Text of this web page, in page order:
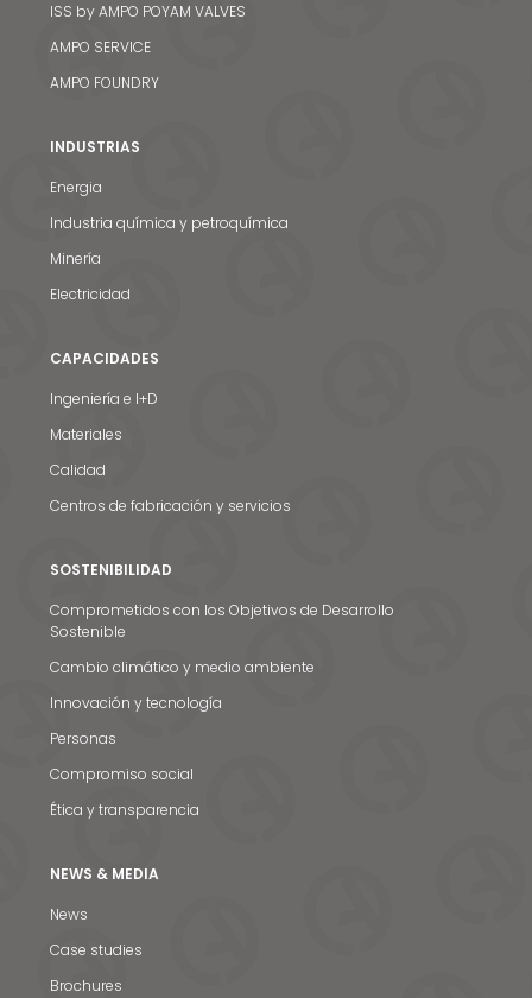
Noticias y medios
Contacto
ISS by AMPO POYAM VALVES
AMPO SERVICE
AMPO FOUNDRY
INDUSTRIAS
Energia
Industria química y petroquímica
Minería
Electricidad
CAPACIDADES
Ingeniería e I+D
Materiales
Calidad
Centros de fabricación y servicios
SOSTENIBILIDAD
Comprometidos con los Objetivos de Desarrollo
Sostenible
Cambio climático y medio ambiente
Innovación y tecnología
Personas
Compromiso social
Ética y transparencia
NEWS & MEDIA
News
Case studies
Brochures